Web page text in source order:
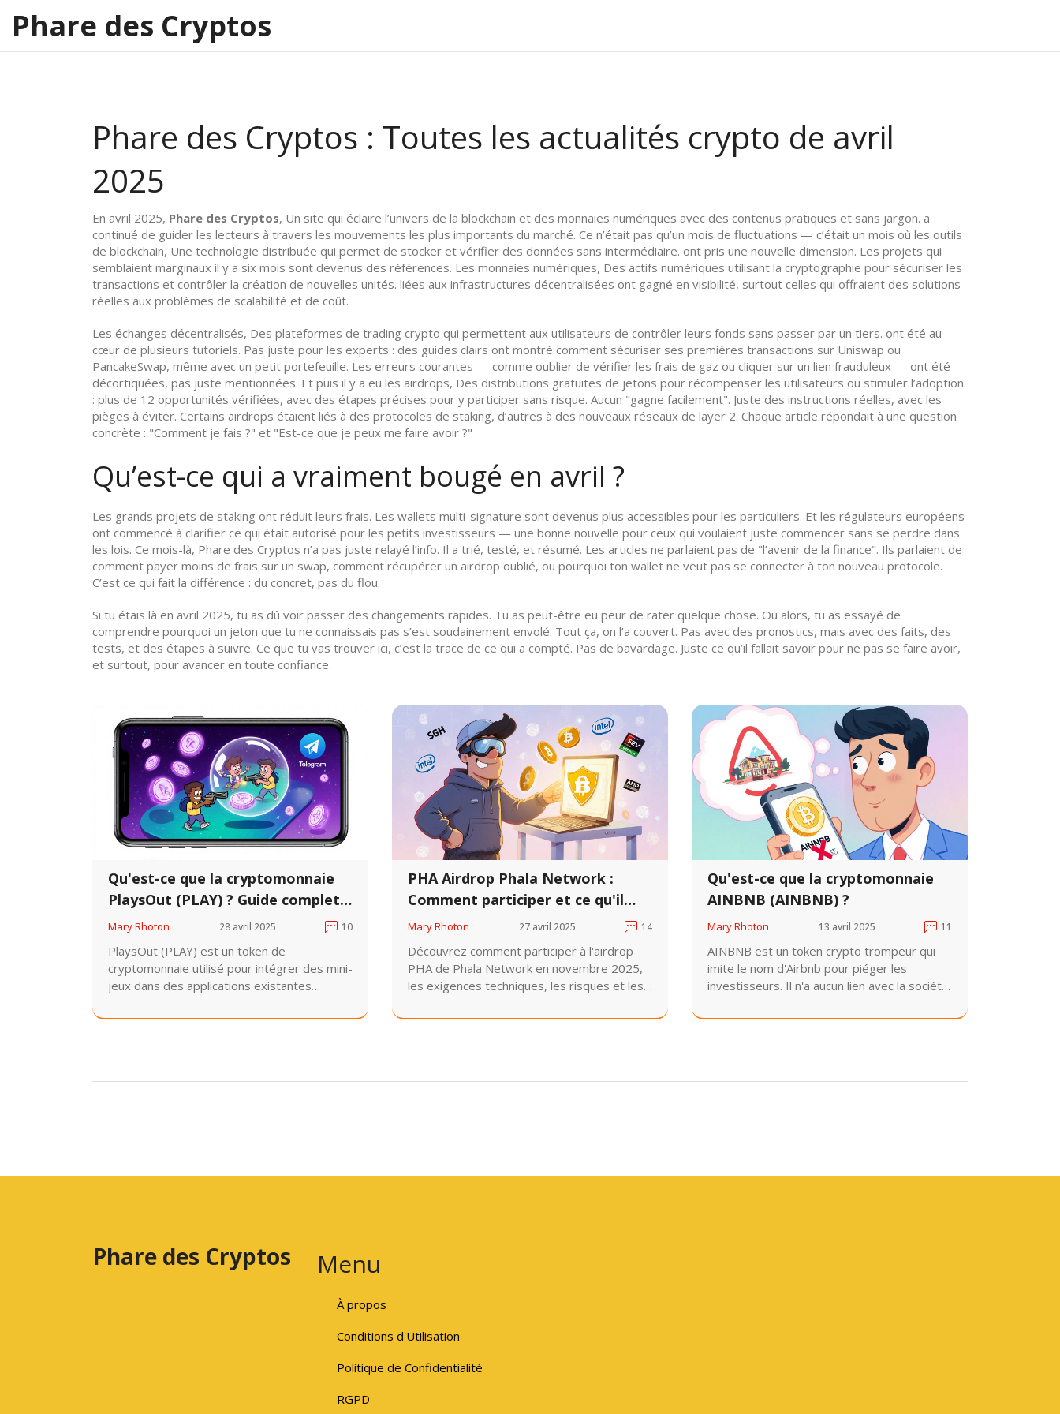
Phare des Cryptos
Phare des Cryptos : Toutes les actualités crypto de avril
2025
En avril 2025, Phare des Cryptos, Un site qui éclaire l’univers de la blockchain et des monnaies numériques avec des contenus pratiques et sans jargon. a
continué de guider les lecteurs à travers les mouvements les plus importants du marché. Ce n’était pas qu’un mois de fluctuations — c’était un mois où les outils
de blockchain, Une technologie distribuée qui permet de stocker et vérifier des données sans intermédiaire. ont pris une nouvelle dimension. Les projets qui
semblaient marginaux il y a six mois sont devenus des références. Les monnaies numériques, Des actifs numériques utilisant la cryptographie pour sécuriser les
transactions et contrôler la création de nouvelles unités. liées aux infrastructures décentralisées ont gagné en visibilité, surtout celles qui offraient des solutions
réelles aux problèmes de scalabilité et de coût.
Les échanges décentralisés, Des plateformes de trading crypto qui permettent aux utilisateurs de contrôler leurs fonds sans passer par un tiers. ont été au
cœur de plusieurs tutoriels. Pas juste pour les experts : des guides clairs ont montré comment sécuriser ses premières transactions sur Uniswap ou
PancakeSwap, même avec un petit portefeuille. Les erreurs courantes — comme oublier de vérifier les frais de gaz ou cliquer sur un lien frauduleux — ont été
décortiquées, pas juste mentionnées. Et puis il y a eu les airdrops, Des distributions gratuites de jetons pour récompenser les utilisateurs ou stimuler l’adoption.
: plus de 12 opportunités vérifiées, avec des étapes précises pour y participer sans risque. Aucun "gagne facilement". Juste des instructions réelles, avec les
pièges à éviter. Certains airdrops étaient liés à des protocoles de staking, d’autres à des nouveaux réseaux de layer 2. Chaque article répondait à une question
concrète : "Comment je fais ?" et "Est-ce que je peux me faire avoir ?"
Qu’est-ce qui a vraiment bougé en avril ?
Les grands projets de staking ont réduit leurs frais. Les wallets multi-signature sont devenus plus accessibles pour les particuliers. Et les régulateurs européens
ont commencé à clarifier ce qui était autorisé pour les petits investisseurs — une bonne nouvelle pour ceux qui voulaient juste commencer sans se perdre dans
les lois. Ce mois-là, Phare des Cryptos n’a pas juste relayé l’info. Il a trié, testé, et résumé. Les articles ne parlaient pas de "l’avenir de la finance". Ils parlaient de
comment payer moins de frais sur un swap, comment récupérer un airdrop oublié, ou pourquoi ton wallet ne veut pas se connecter à ton nouveau protocole.
C’est ce qui fait la différence : du concret, pas du flou.
Si tu étais là en avril 2025, tu as dû voir passer des changements rapides. Tu as peut-être eu peur de rater quelque chose. Ou alors, tu as essayé de
comprendre pourquoi un jeton que tu ne connaissais pas s’est soudainement envolé. Tout ça, on l’a couvert. Pas avec des pronostics, mais avec des faits, des
tests, et des étapes à suivre. Ce que tu vas trouver ici, c’est la trace de ce qui a compté. Pas de bavardage. Juste ce qu’il fallait savoir pour ne pas se faire avoir,
et surtout, pour avancer en toute confiance.
Qu'est-ce que la cryptomonnaie
PlaysOut (PLAY) ? Guide complet
sur le token de jeu intégré
Mary Rhoton 28 avril 2025 10
PlaysOut (PLAY) est un token de
cryptomonnaie utilisé pour intégrer des mini-
jeux dans des applications existantes
mondes Web2 et Web3 sans nécessiter de
PHA Airdrop Phala Network :
Comment participer et ce qu'il
faut savoir en novembre 2025
Mary Rhoton 27 avril 2025 14
Découvrez comment participer à l'airdrop
PHA de Phala Network en novembre 2025,
les exigences techniques, les risques et les
Ethereum Layer 2.
Qu'est-ce que la cryptomonnaie
AINBNB (AINBNB) ?
Mary Rhoton 13 avril 2025 11
AINBNB est un token crypto trompeur qui
imite le nom d'Airbnb pour piéger les
investisseurs. Il n'a aucun lien avec la société
classé comme une escroquerie par les
Phare des Cryptos Menu
À propos
Conditions d'Utilisation
Politique de Confidentialité
RGPD